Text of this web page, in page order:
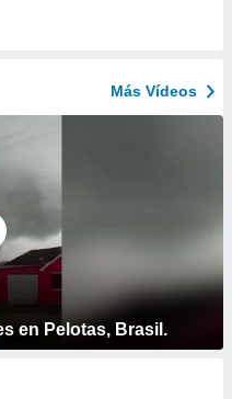
Más Vídeos
en Pelotas, Brasil.